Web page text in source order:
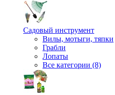
Садовый инструмент
Вилы, мотыги, тяпки
Грабли
Лопаты
Все категории (8)